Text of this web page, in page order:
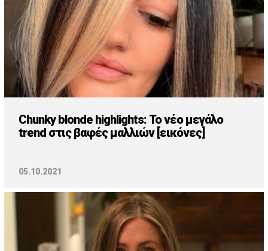
Chunky blonde highlights: Το νέο μεγάλο
trend στις βαφές μαλλιών [εικόνες]
05.10.2021